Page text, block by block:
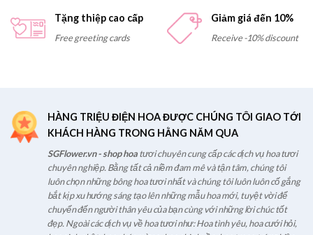
Tặng thiệp cao cấp
Free greeting cards
Giảm giá đến 10%
Receive -10% discount
HÀNG TRIỆU ĐIỆN HOA ĐƯỢC CHÚNG TÔI GIAO TỚI
KHÁCH HÀNG TRONG HẰNG NĂM QUA
SGFlower.vn - shop hoatươi chuyên cung cấp các dịch vụ hoa tươi
chuyên nghiệp. Bằng tất cả niềm đam mê và tận tâm, chúng tôi
luôn chọn những bông hoa tươi nhất và chúng tôi luôn luôn cố gắng
bắt kịp xu hướng sáng tạo lên những mẫu hoa mới, tuyệt vời để
chuyển đến người thân yêu của bạn cùng với những lời chúc tốt
đẹp. Ngoài các dịch vụ về hoa tươi như: Hoa tình yêu, hoa cưới hỏi,